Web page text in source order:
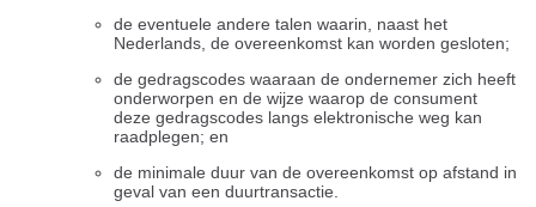
de eventuele andere talen waarin, naast het
Nederlands, de overeenkomst kan worden gesloten;
de gedragscodes waaraan de ondernemer zich heeft
onderworpen en de wijze waarop de consument
deze gedragscodes langs elektronische weg kan
raadplegen; en
de minimale duur van de overeenkomst op afstand in
geval van een duurtransactie.